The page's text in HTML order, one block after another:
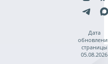
Дата
страницы
05.08.2026